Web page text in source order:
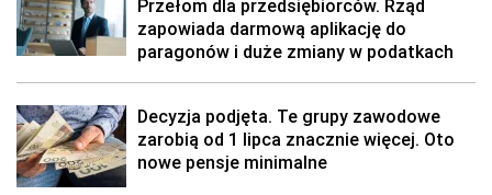
Przełom dla przedsiębiorców. Rząd
zapowiada darmową aplikację do
paragonów i duże zmiany w podatkach
Decyzja podjęta. Te grupy zawodowe
zarobią od 1 lipca znacznie więcej. Oto
nowe pensje minimalne